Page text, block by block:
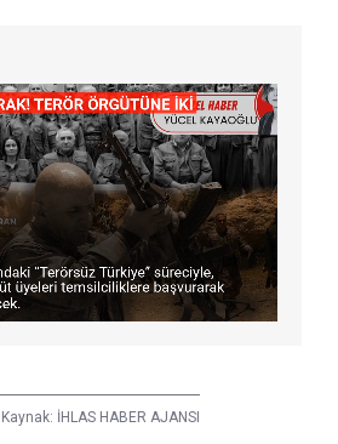
Kaynak: İHLAS HABER AJANSI